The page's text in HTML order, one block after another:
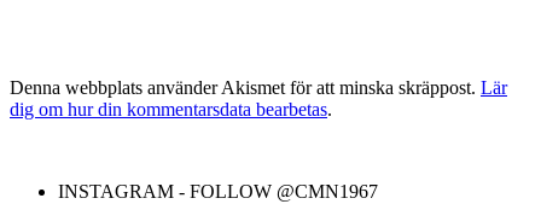
Denna webbplats använder Akismet för att minska skräppost. Lär
dig om hur din kommentarsdata bearbetas.
INSTAGRAM - FOLLOW @CMN1967